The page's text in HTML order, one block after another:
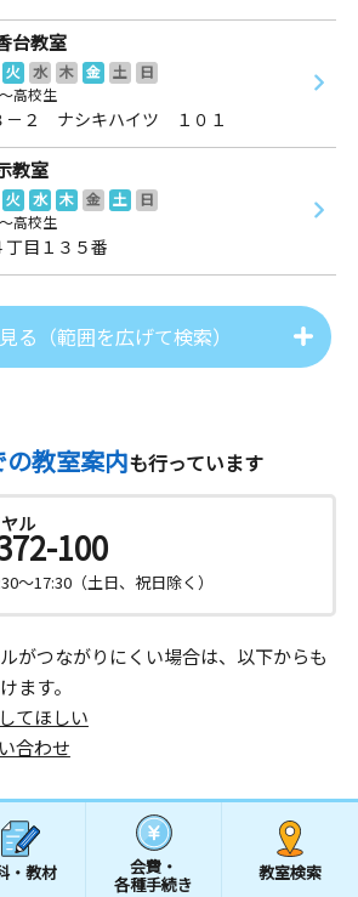
台教室
火 水 木 金 土
日
高校生
－２ ナシキハイツ １０１
教室
火 水 木 金 土
日
高校生
目１３５番
る（範囲を広げて検索）
教室案内も行っています
ル
100
～17:30（土日、祝日除く）
がつながりにくい場合は、以下からも
ます。
てほしい
合わせ
・教材 会費・
各種手続き
教室検索